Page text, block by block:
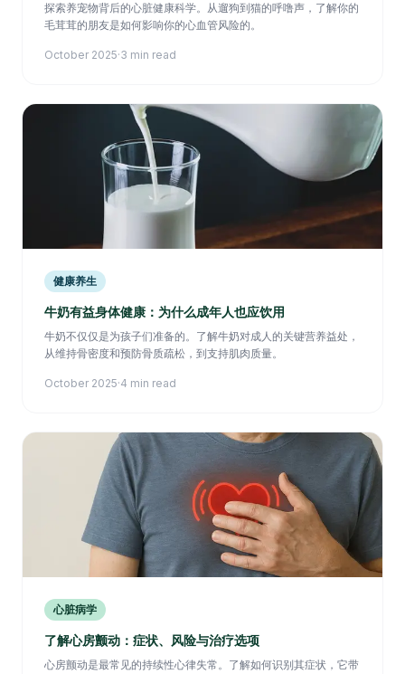
探索养宠物背后的心脏健康科学。从遛狗到猫的呼噜声，了解你的
毛茸茸的朋友是如何影响你的心血管风险的。
October 2025·3 min read
健康养生
牛奶有益身体健康：为什么成年人也应饮用
牛奶不仅仅是为孩子们准备的。了解牛奶对成人的关键营养益处，
从维持骨密度和预防骨质疏松，到支持肌肉质量。
October 2025·4 min read
心脏病学
了解心房颤动：症状、风险与治疗选项
心房颤动是最常见的持续性心律失常。了解如何识别其症状，它带